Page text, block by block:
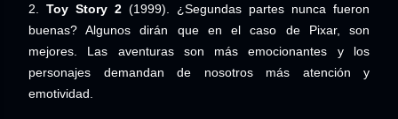
2. Toy Story 2 (1999). ¿Segundas partes nunca fueron
buenas? Algunos dirán que en el caso de Pixar, son
mejores. Las aventuras son más emocionantes y los
personajes demandan de nosotros más atención y
emotividad.